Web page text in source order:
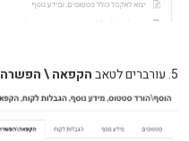
5. עורברים לטאב הקפאה \ הפשרה